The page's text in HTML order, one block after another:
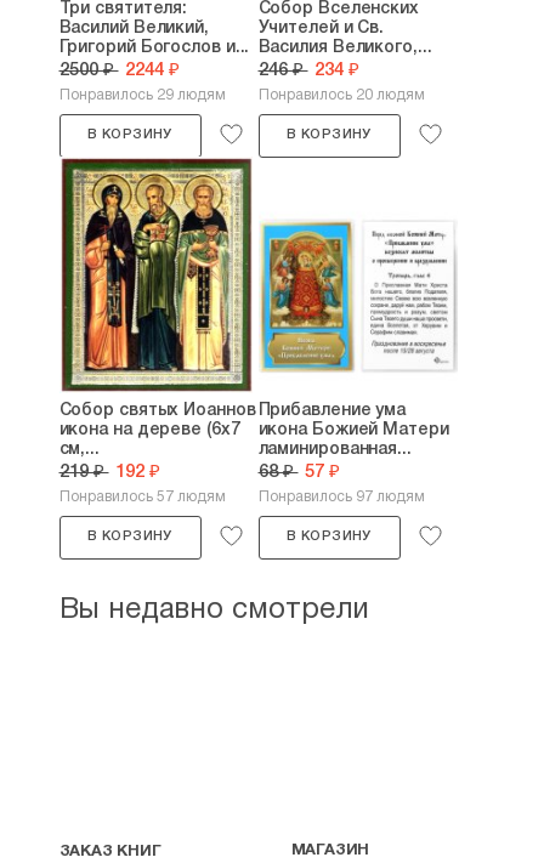
Три святителя:
Василий Великий,
Григорий Богослов и...
2500 ₽ 2244 ₽
Понравилось 29 людям
В КОРЗИНУ
Собор Вселенских
Учителей и Св.
Василия Великого,...
246 ₽ 234 ₽
Понравилось 20 людям
В КОРЗИНУ
Собор святых Иоаннов
икона на дереве (6х7
см,...
219 ₽ 192 ₽
Понравилось 57 людям
В КОРЗИНУ
Прибавление ума
икона Божией Матери
ламинированная...
68 ₽ 57 ₽
Понравилось 97 людям
В КОРЗИНУ
Вы недавно смотрели
ЗАКАЗ КНИГ
МАГАЗИН